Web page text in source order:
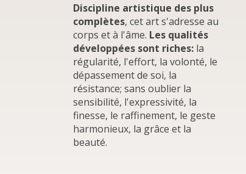
Discipline artistique des plus
complètes, cet art s'adresse au
corps et à l'âme. Les qualités
développées sont riches: la
régularité, l'effort, la volonté, le
dépassement de soi, la
résistance; sans oublier la
sensibilité, l'expressivité, la
finesse, le raffinement, le geste
harmonieux, la grâce et la
beauté.